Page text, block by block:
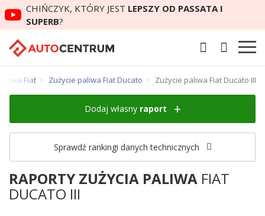
CHIŃCZYK, KTÓRY JEST LEPSZY OD PASSATA I
SUPERB?
Fiat Zużycie paliwa Fiat Ducato Zużycie paliwa Fiat Ducato III
Dodaj własny raport
Sprawdź rankingi danych technicznych
RAPORTY ZUŻYCIA PALIWA FIAT
DUCATO III